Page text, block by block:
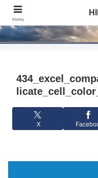
X
menu